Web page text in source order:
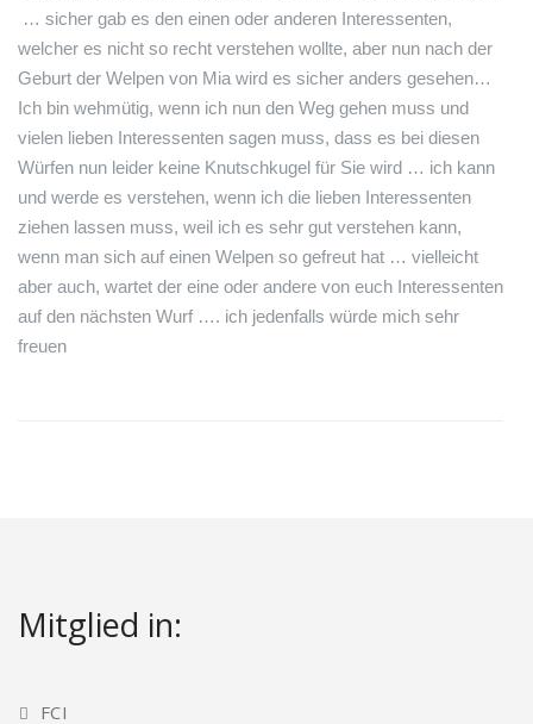
… sicher gab es den einen oder anderen Interessenten,
welcher es nicht so recht verstehen wollte, aber nun nach der
Geburt der Welpen von Mia wird es sicher anders gesehen…
Ich bin wehmütig, wenn ich nun den Weg gehen muss und
vielen lieben Interessenten sagen muss, dass es bei diesen
Würfen nun leider keine Knutschkugel für Sie wird … ich kann
und werde es verstehen, wenn ich die lieben Interessenten
ziehen lassen muss, weil ich es sehr gut verstehen kann,
wenn man sich auf einen Welpen so gefreut hat … vielleicht
aber auch, wartet der eine oder andere von euch Interessenten
auf den nächsten Wurf …. ich jedenfalls würde mich sehr
freuen
Mitglied in:
FCI